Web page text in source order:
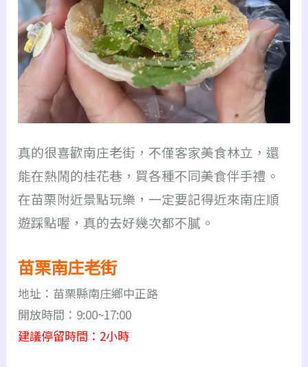
真的很喜歡南庄老街，不僅客家美食林立， 還
能在熱鬧的桂花巷，買各種不同美食伴手禮。
在苗栗附近景點玩樂，一定要記得近來南庄順
遊踩點喔， 真的去好幾次都不膩。
苗栗南庄老街
地址：苗栗縣南庄鄉中正路
開放時間：9:00~17:00
建議停留時間：2小時